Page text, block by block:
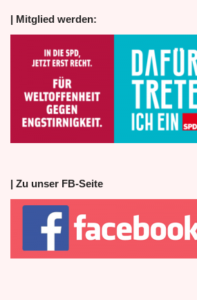
| Mitglied werden:
| Zu unser FB-Seite